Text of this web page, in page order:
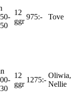
12
ggr
975:- Tove
12
ggr
1275:-
Oliwia,
Nellie